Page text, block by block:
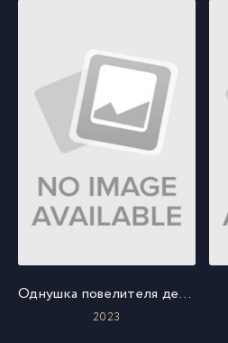
Однушка повелителя демонов и героя
2023